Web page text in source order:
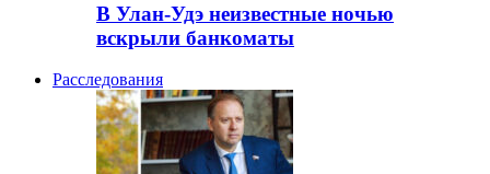
В Улан-Удэ неизвестные ночью
вскрыли банкоматы
Расследования